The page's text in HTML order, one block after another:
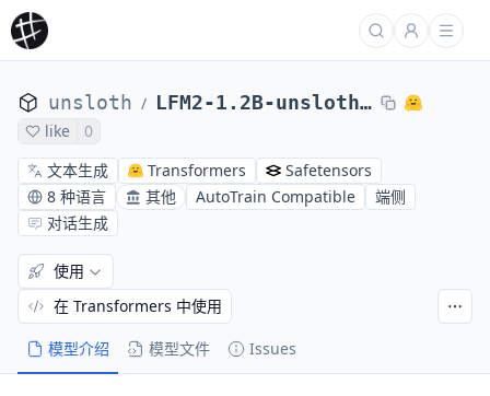
unsloth / LFM2-1.2B-unsloth-bnb-4bit
like
0
文本生成
Transformers
Safetensors
8 种语言
其他 AutoTrain Compatible
端侧
对话生成
模型介绍 模型文件 Issues
使用
在 Transformers 中使用